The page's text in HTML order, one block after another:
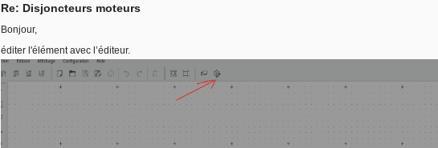
Re: Disjoncteurs moteurs
Bonjour,
éditer l'élément avec l’éditeur.